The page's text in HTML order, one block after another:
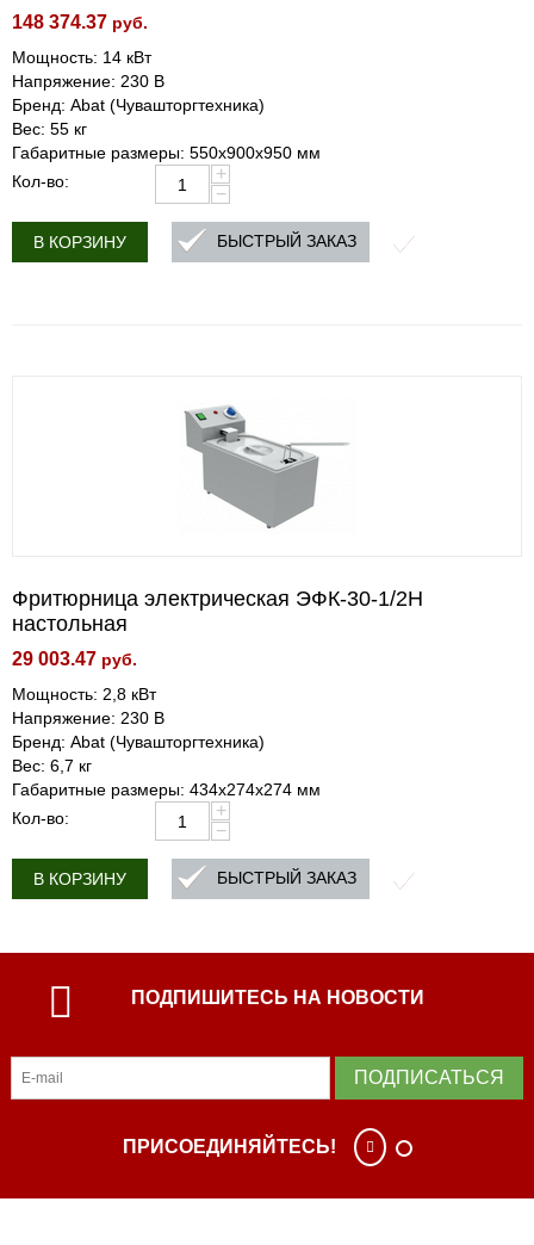
148 374.37 руб.
Мощность: 14 кВт
Напряжение: 230 В
Бренд: Abat (Чувашторгтехника)
Вес: 55 кг
Габаритные размеры: 550х900х950 мм
Кол-во:
+
−
В КОРЗИНУ БЫСТРЫЙ ЗАКАЗ
Фритюрница электрическая ЭФК-30-1/2Н
настольная
29 003.47 руб.
Мощность: 2,8 кВт
Напряжение: 230 В
Бренд: Abat (Чувашторгтехника)
Вес: 6,7 кг
Габаритные размеры: 434х274х274 мм
Кол-во:
+
−
В КОРЗИНУ БЫСТРЫЙ ЗАКАЗ
ПОДПИШИТЕСЬ НА НОВОСТИ
ПОДПИСАТЬСЯ
ПРИСОЕДИНЯЙТЕСЬ!